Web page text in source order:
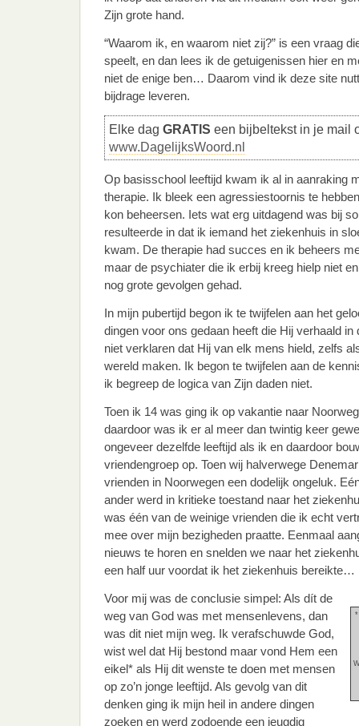
Zijn grote hand.
“Waarom ik, en waarom niet zij?” is een vraag
speelt, en dan lees ik de getuigenissen hier en
niet de enige ben… Daarom vind ik deze site
bijdrage leveren.
Elke dag GRATIS een bijbeltekst in je mail
www.DagelijksWoord.nl
Op basisschool leeftijd kwam ik al in aanraking
therapie. Ik bleek een agressiestoornis te
kon beheersen. Iets wat erg uitdagend was bij
resulteerde in dat ik iemand het ziekenhuis in
kwam. De therapie had succes en ik beheers
maar de psychiater die ik erbij kreeg hielp niet
nog grote gevolgen gehad.
In mijn pubertijd begon ik te twijfelen aan het
dingen voor ons gedaan heeft die Hij verhaald
niet verklaren dat Hij van elk mens hield, zelfs
wereld maken. Ik begon te twijfelen aan de
ik begreep de logica van Zijn daden niet.
Toen ik 14 was ging ik op vakantie naar
daardoor was ik er al meer dan twintig keer
ongeveer dezelfde leeftijd als ik en daardoor
vriendengroep op. Toen wij halverwege
vrienden in Noorwegen een dodelijk ongeluk.
ander werd in kritieke toestand naar het
was één van de weinige vrienden die ik echt
mee over mijn bezigheden praatte. Eenmaal
nieuws te horen en snelden we naar het
een half uur voordat ik het ziekenhuis bereikte…
*
Voor mij was de conclusie simpel: Als dít de
weg van God was met mensenlevens, dan
was dit niet mijn weg. Ik verafschuwde God,
wist wel dat Hij bestond maar vond Hem een
eikel* als Hij dit wenste te doen met mensen
op zo’n jonge leeftijd. Als gevolg van dit
denken ging ik mijn heil in andere dingen
zoeken en werd zodoende een jeugdig